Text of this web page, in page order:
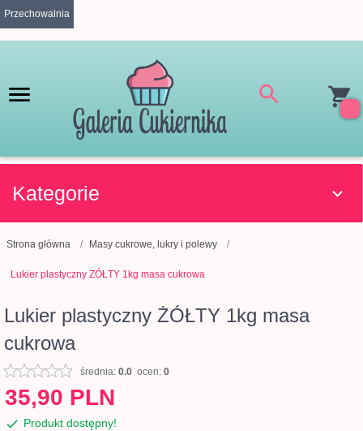
Przechowalnia
Kategorie
Strona główna Masy cukrowe, lukry i polewy
Lukier plastyczny ŻÓŁTY 1kg masa cukrowa
Lukier plastyczny ŻÓŁTY 1kg masa
cukrowa
średnia: 0.0 ocen: 0
35,90 PLN
Produkt dostępny!